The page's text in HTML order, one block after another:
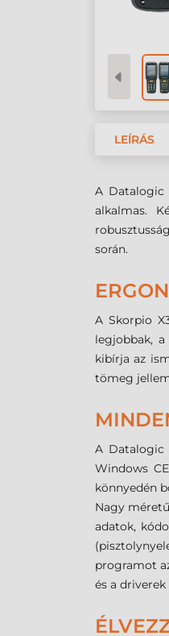
LEÍRÁS
A Datalogic
alkalmas.
során.
A Skorpio
legjobbak,
kibírja az
tömeg
A Datalogic
Windows
könnyedén
Nagy
adatok,
programot
és a